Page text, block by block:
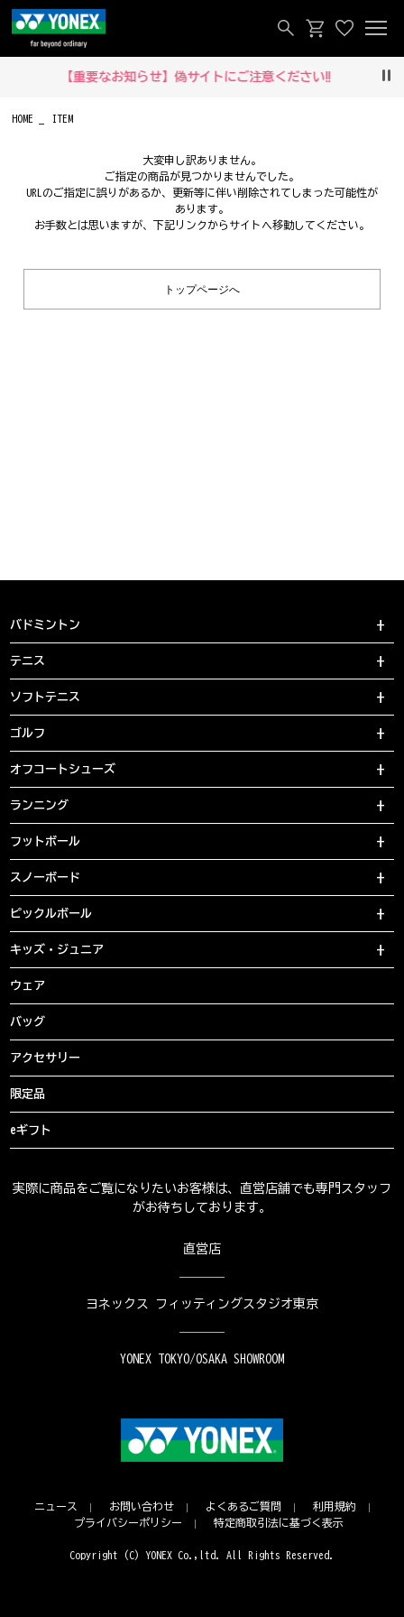
【重要なお知らせ】偽サイトにご注意ください‼
HOME ITEM
大変申し訳ありません。
ご指定の商品が見つかりませんでした。
URLのご指定に誤りがあるか、更新等に伴い削除されてしまった可能性が
あります。
お手数とは思いますが、下記リンクからサイトへ移動してください。
トップページへ
バドミントン
テニス
ソフトテニス
ゴルフ
オフコートシューズ
ランニング
フットボール
スノーボード
ピックルボール
キッズ・ジュニア
ウェア
バッグ
アクセサリー
限定品
eギフト
実際に商品をご覧になりたいお客様は、直営店舗でも専門スタッフ
がお待ちしております。
直営店
ヨネックス フィッティングスタジオ東京
YONEX TOKYO/OSAKA SHOWROOM
ニュース お問い合わせ よくあるご質問
利用規約
プライバシーポリシー
特定商取引法に基づく表示
Copyright (C) YONEX Co.,ltd. All Rights Reserved.